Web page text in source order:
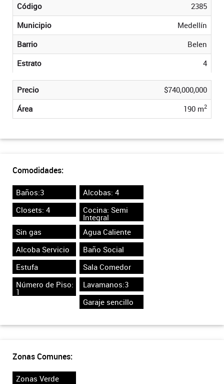
Código
2385
Municipio
Medellín
Barrio
Belen
Estrato
4
Precio
$740,000,000
Área
190 m2
Comodidades:
Baños:3
Alcobas: 4
Closets: 4
Cocina: Semi
Integral
Sin gas
Agua Caliente
Alcoba Servicio
Baño Social
Estufa
Sala Comedor
Número de Piso:
1
Lavamanos:3
Garaje sencillo
Zonas Comunes:
Zonas Verde